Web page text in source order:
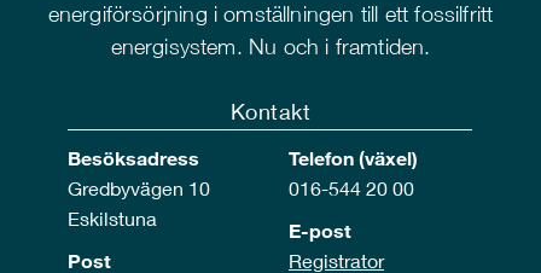
energiförsörjning i omställningen till ett fossilfritt
energisystem. Nu och i framtiden.
Kontakt
Besöksadress
Gredbyvägen 10
Eskilstuna
Post
Telefon (växel)
016-544 20 00
E-post
Registrator